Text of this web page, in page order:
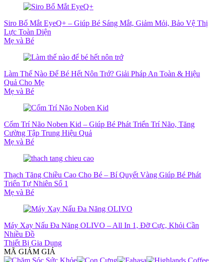
Siro Bổ Mắt EyeQ+ – Giúp Bé Sáng Mắt, Giảm Mỏi, Bảo Vệ Thị
Lực Toàn Diện
Mẹ và Bé
Làm Thế Nào Để Bé Hết Nôn Trớ? Giải Pháp An Toàn & Hiệu
Quả Cho Mẹ
Mẹ và Bé
Cốm Trí Não Noben Kid – Giúp Bé Phát Triển Trí Não, Tăng
Cường Tập Trung Hiệu Quả
Mẹ và Bé
Thạch Tăng Chiều Cao Cho Bé – Bí Quyết Vàng Giúp Bé Phát
Triển Tự Nhiên Số 1
Mẹ và Bé
Máy Xay Nấu Đa Năng OLIVO – All In 1, Đỡ Cực, Khỏi Cần
Nhiều Đồ
Thiết Bị Gia Dụng
MÃ GIẢM GIÁ